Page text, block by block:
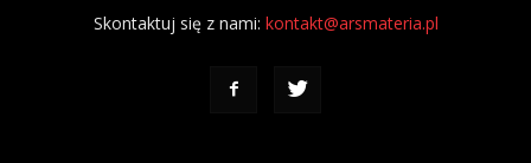
Skontaktuj się z nami: kontakt@arsmateria.pl